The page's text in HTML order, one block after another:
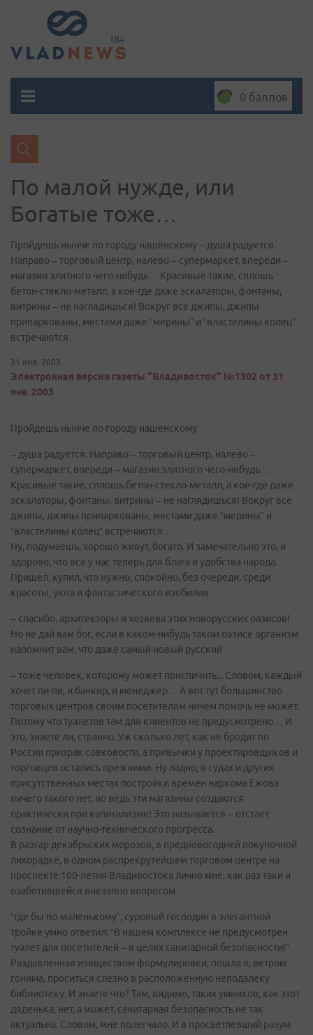
0 баллов
По малой нужде, или
Богатые тоже…
Пройдешь нынче по городу нашенскому – душа радуется.
Направо – торговый центр, налево – супермаркет, впереди –
магазин элитного чего-нибудь… Красивые такие, сплошь
бетон-стекло-металл, а кое-где даже эскалаторы, фонтаны,
витрины – не наглядишься! Вокруг все джипы, джипы
припаркованы, местами даже “мерины” и “властелины колец”
встречаются…
31 янв. 2003
Электронная версия газеты "Владивосток" №1302 от 31
янв. 2003
Пройдешь нынче по городу нашенскому
– душа радуется. Направо – торговый центр, налево –
супермаркет, впереди – магазин элитного чего-нибудь…
Красивые такие, сплошь бетон-стекло-металл, а кое-где даже
эскалаторы, фонтаны, витрины – не наглядишься! Вокруг все
джипы, джипы припаркованы, местами даже “мерины” и
“властелины колец” встречаются…
Ну, подумаешь, хорошо живут, богато. И замечательно это, и
здорово, что все у нас теперь для блага и удобства народа.
Пришел, купил, что нужно, спокойно, без очереди, среди
красоты, уюта и фантастического изобилия
– спасибо, архитекторы и хозяева этих новорусских оазисов!
Но не дай вам бог, если в каком-нибудь таком оазисе организм
напомнит вам, что даже самый новый русский
– тоже человек, которому может приспичить... Словом, каждый
хочет пи-пи, и банкир, и менеджер… А вот тут большинство
торговых центров своим посетителям ничем помочь не может.
Потому что туалетов там для клиентов не предусмотрено… И
это, знаете ли, странно. Уж сколько лет, как не бродит по
России призрак совковости, а привычки у проектировщиков и
торговцев остались прежними. Ну ладно, в судах и других
присутственных местах постройки времен наркома Ежова
ничего такого нет, но ведь эти магазины создаются
практически при капитализме! Это называется – отстает
сознание от научно-технического прогресса.
В разгар декабрьских морозов, в предновогодней покупочной
лихорадке, в одном распрекрутейшем торговом центре на
проспекте 100-летия Владивостока лично мне, как раз таки и
озаботившейся внезапно вопросом
“где бы по-маленькому”, суровый господин в элегантной
тройке умно ответил: “В нашем комплексе не предусмотрен
туалет для посетителей – в целях санитарной безопасности!”
Раздавленная изяществом формулировки, пошла я, ветром
гонима, проситься слезно в расположенную неподалеку
библиотеку. И знаете что? Там, видимо, таких умников, как этот
дяденька, нет, а может, санитарная безопасность не так
актуальна. Словом, мне полегчало. И в просветлевший разум